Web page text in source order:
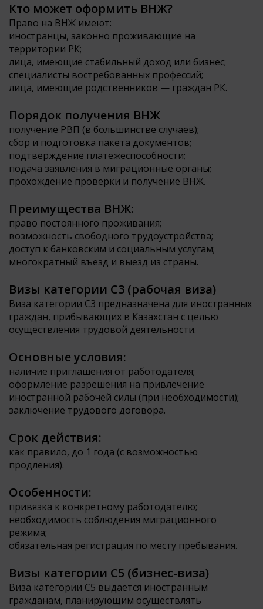
Кто может оформить ВНЖ?
Право на ВНЖ имеют:
иностранцы, законно проживающие на
территории РК;
лица, имеющие стабильный доход или бизнес;
специалисты востребованных профессий;
лица, имеющие родственников — граждан РК.
Порядок получения ВНЖ
получение РВП (в большинстве случаев);
сбор и подготовка пакета документов;
подтверждение платежеспособности;
подача заявления в миграционные органы;
прохождение проверки и получение ВНЖ.
Преимущества ВНЖ:
право постоянного проживания;
возможность свободного трудоустройства;
доступ к банковским и социальным услугам;
многократный въезд и выезд из страны.
Визы категории С3 (рабочая виза)
Виза категории С3 предназначена для иностранных
граждан, прибывающих в Казахстан с целью
осуществления трудовой деятельности.
Основные условия:
наличие приглашения от работодателя;
оформление разрешения на привлечение
иностранной рабочей силы (при необходимости);
заключение трудового договора.
Срок действия:
как правило, до 1 года (с возможностью
продления).
Особенности:
привязка к конкретному работодателю;
необходимость соблюдения миграционного
режима;
обязательная регистрация по месту пребывания.
Визы категории С5 (бизнес-виза)
Виза категории С5 выдается иностранным
гражданам, планирующим осуществлять